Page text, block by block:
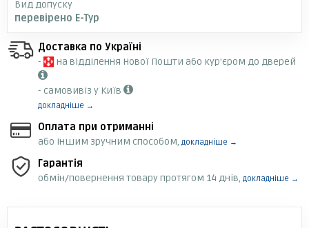
Вид допуску
перевірено E-Typ
Доставка по Україні
-
на відділення Нової Пошти або кур'єром до дверей
- самовивіз у Київ
докладніше →
Оплата при отриманні
або іншим зручним способом, докладніше →
Гарантія
обмін/повернення товару протягом 14 днів, докладніше →